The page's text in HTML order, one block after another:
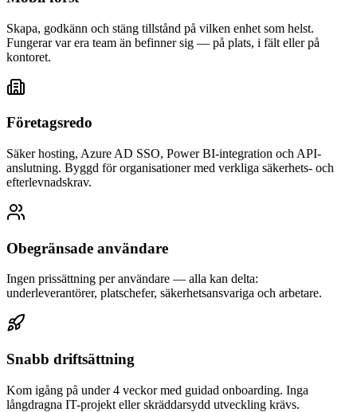
Skapa, godkänn och stäng tillstånd på vilken enhet som helst.
Fungerar var era team än befinner sig — på plats, i fält eller på
kontoret.
Företagsredo
Säker hosting, Azure AD SSO, Power BI-integration och API-
anslutning. Byggd för organisationer med verkliga säkerhets- och
efterlevnadskrav.
Obegränsade användare
Ingen prissättning per användare — alla kan delta:
underleverantörer, platschefer, säkerhetsansvariga och arbetare.
Snabb driftsättning
Kom igång på under 4 veckor med guidad onboarding. Inga
långdragna IT-projekt eller skräddarsydd utveckling krävs.